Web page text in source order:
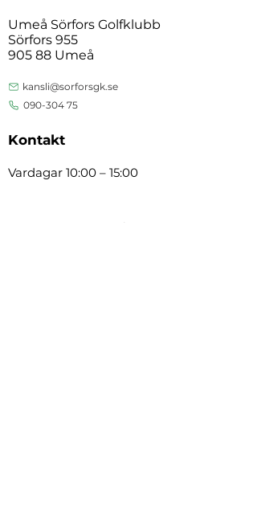
Umeå Sörfors Golfklubb
Sörfors 955
905 88 Umeå
kansli@sorforsgk.se
090-304 75
Kontakt
Vardagar 10:00 – 15:00